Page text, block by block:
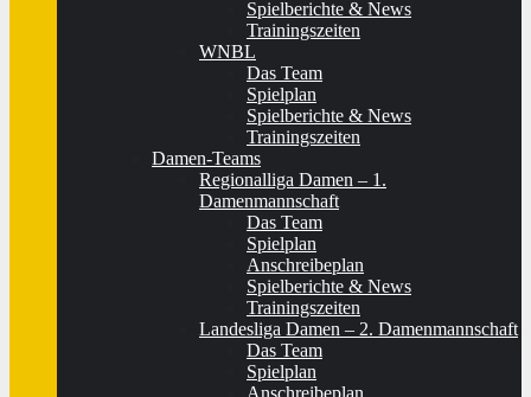
Spielberichte & News
Trainingszeiten
WNBL
Das Team
Spielplan
Spielberichte & News
Trainingszeiten
Damen-Teams
Regionalliga Damen – 1.
Damenmannschaft
Das Team
Spielplan
Anschreibeplan
Spielberichte & News
Trainingszeiten
Landesliga Damen – 2. Damenmannschaft
Das Team
Spielplan
Anschreibeplan